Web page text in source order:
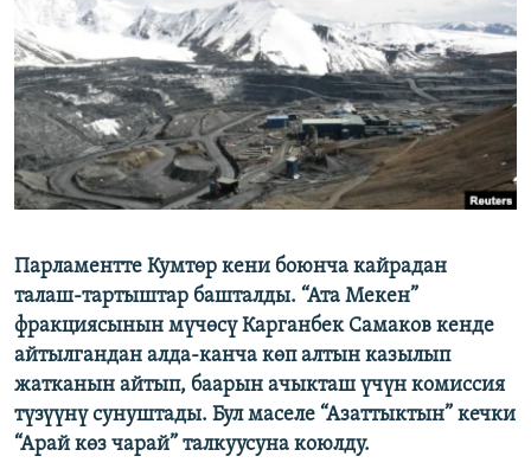
ЭЖЕ-СИҢДИЛЕР
АЗАТТЫК+
ЫҢГАЙСЫЗ СУРООЛОР
ОНЛАЙН ШЕРИНЕ
ЭЕ/АРнун бардык сайттары
Парламентте Кумтөр кени боюнча кайрадан
талаш-тартыштар башталды. “Ата Мекен”
фракциясынын мүчөсү Карганбек Самаков кенде
айтылгандан алда-канча көп алтын казылып
жатканын айтып, баарын ачыкташ үчүн комиссия
түзүүнү сунуштады. Бул маселе “Азаттыктын” кечки
“Арай көз чарай” талкуусуна коюлду.